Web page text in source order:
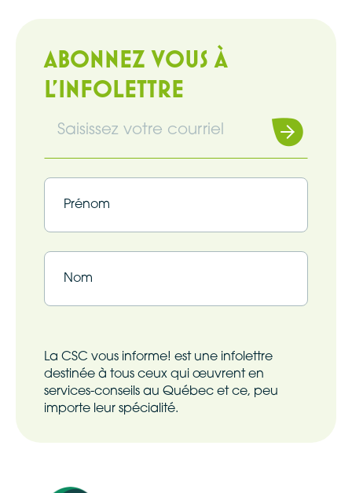
ABONNEZ VOUS À
L'INFOLETTRE
Infolettre
Infolettre
Souscrire
La CSC vous informe! est une infolettre
destinée à tous ceux qui œuvrent en
services-conseils au Québec et ce, peu
importe leur spécialité.